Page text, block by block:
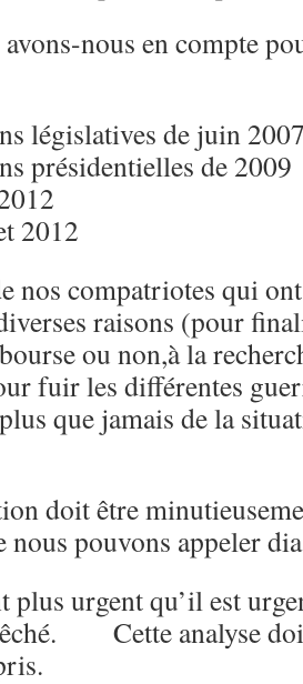
nous en compte
législatives de juin
présidentielles de 2009
2012
nos compatriotes qui
raisons (pour
ou non,à la
fuir les différentes
que jamais de la
doit être
nous pouvons appeler
plus urgent qu’il est
Cette analyse